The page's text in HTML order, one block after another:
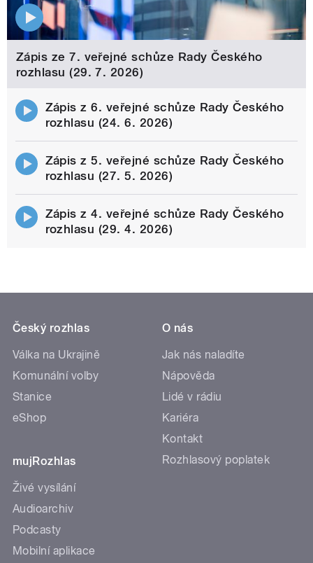
Zápis ze 7. veřejné schůze Rady Českého
rozhlasu (29. 7. 2026)
Zápis z 6. veřejné schůze Rady Českého
rozhlasu (24. 6. 2026)
Zápis z 5. veřejné schůze Rady Českého
rozhlasu (27. 5. 2026)
Zápis z 4. veřejné schůze Rady Českého
rozhlasu (29. 4. 2026)
Český rozhlas
Válka na Ukrajině
Komunální volby
Stanice
eShop
mujRozhlas
Živé vysílání
Audioarchiv
Podcasty
Mobilní aplikace
O nás
Jak nás naladíte
Nápověda
Lidé v rádiu
Kariéra
Kontakt
Rozhlasový poplatek